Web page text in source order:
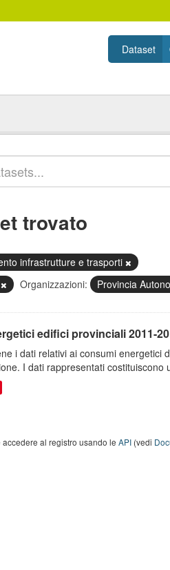
Dataset
trovato
infrastrutture e trasporti
Organizzazioni: Provincia
edifici provinciali 2011-
i dati relativi ai consumi energetici
I dati rappresentati costituiscono
al registro usando le API(vedi